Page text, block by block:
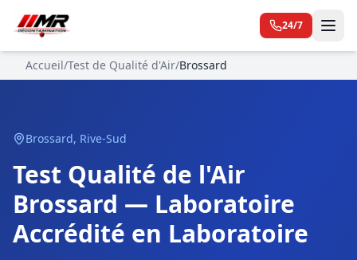
24/7
Accueil/Test de Qualité d'Air/Brossard
Brossard, Rive-Sud
Test Qualité de l'Air
Brossard — Laboratoire
Accrédité en Laboratoire